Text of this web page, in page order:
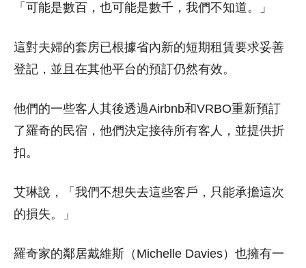
「可能是數百，也可能是數千，我們不知道。」
這對夫婦的套房已根據省內新的短期租賃要求妥善
登記，並且在其他平台的預訂仍然有效。
他們的一些客人其後透過Airbnb和VRBO重新預訂
了羅奇的民宿，他們決定接待所有客人，並提供折
扣。
艾琳說，「我們不想失去這些客戶，只能承擔這次
的損失。」
羅奇家的鄰居戴維斯（Michelle Davies）也擁有一